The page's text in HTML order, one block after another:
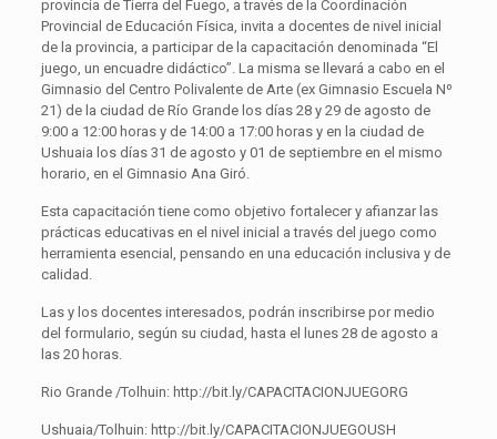
provincia de Tierra del Fuego, a través de la Coordinación
Provincial de Educación Física, invita a docentes de nivel inicial
de la provincia, a participar de la capacitación denominada “El
juego, un encuadre didáctico”. La misma se llevará a cabo en el
Gimnasio del Centro Polivalente de Arte (ex Gimnasio Escuela Nº
21) de la ciudad de Río Grande los días 28 y 29 de agosto de
9:00 a 12:00 horas y de 14:00 a 17:00 horas y en la ciudad de
Ushuaia los días 31 de agosto y 01 de septiembre en el mismo
horario, en el Gimnasio Ana Giró.
Esta capacitación tiene como objetivo fortalecer y afianzar las
prácticas educativas en el nivel inicial a través del juego como
herramienta esencial, pensando en una educación inclusiva y de
calidad.
Las y los docentes interesados, podrán inscribirse por medio
del formulario, según su ciudad, hasta el lunes 28 de agosto a
las 20 horas.
Rio Grande /Tolhuin: http://bit.ly/CAPACITACIONJUEGORG
Ushuaia/Tolhuin: http://bit.ly/CAPACITACIONJUEGOUSH